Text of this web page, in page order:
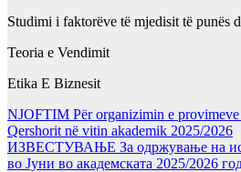
Studimi i faktorëve të mjedisit të punës
Teoria e Vendimit
Etika E Biznesit
NJOFTIM Për organizimin e
Qershorit në vitin akademik 2025/2026
ИЗВЕСТУВАЊЕ За одржување на
во Јуни во академската 2025/2026